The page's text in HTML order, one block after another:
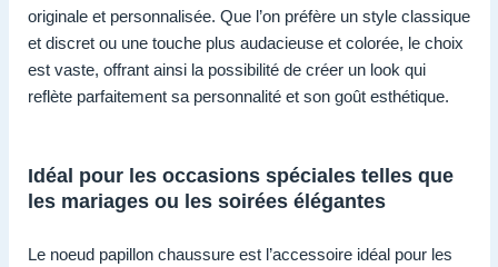
originale et personnalisée. Que l’on préfère un style classique
et discret ou une touche plus audacieuse et colorée, le choix
est vaste, offrant ainsi la possibilité de créer un look qui
reflète parfaitement sa personnalité et son goût esthétique.
Idéal pour les occasions spéciales telles que
les mariages ou les soirées élégantes
Le noeud papillon chaussure est l’accessoire idéal pour les